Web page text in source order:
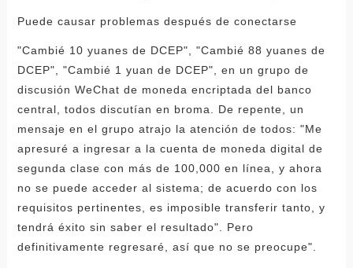
Puede causar problemas después de conectarse
"Cambié 10 yuanes de DCEP", "Cambié 88 yuanes de
DCEP", "Cambié 1 yuan de DCEP", en un grupo de
discusión WeChat de moneda encriptada del banco
central, todos discutían en broma. De repente, un
mensaje en el grupo atrajo la atención de todos: "Me
apresuré a ingresar a la cuenta de moneda digital de
segunda clase con más de 100,000 en línea, y ahora
no se puede acceder al sistema; de acuerdo con los
requisitos pertinentes, es imposible transferir tanto, y
tendrá éxito sin saber el resultado". Pero
definitivamente regresaré, así que no se preocupe".